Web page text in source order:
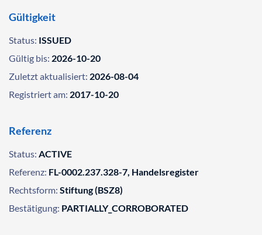
Gültigkeit
Status: ISSUED
Gültig bis: 2026-10-20
Zuletzt aktualisiert: 2026-08-04
Registriert am: 2017-10-20
Referenz
Status: ACTIVE
Referenz: FL-0002.237.328-7, Handelsregister
Rechtsform: Stiftung (BSZ8)
Bestätigung: PARTIALLY_CORROBORATED